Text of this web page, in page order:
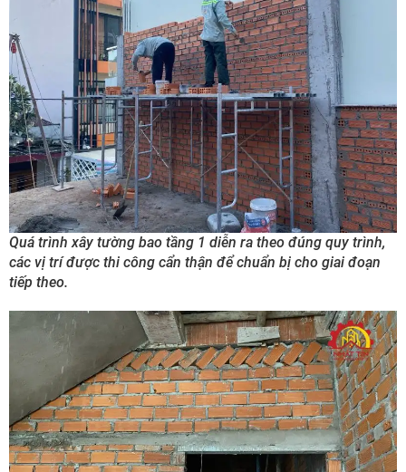
Quá trình xây tường bao tầng 1 diễn ra theo đúng quy trình,
các vị trí được thi công cẩn thận để chuẩn bị cho giai đoạn
tiếp theo.